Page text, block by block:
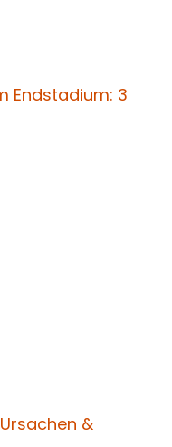
Endstadium: 3
&